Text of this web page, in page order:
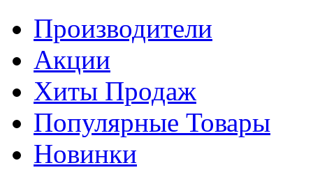
Производители
Акции
Хиты Продаж
Популярные Товары
Новинки